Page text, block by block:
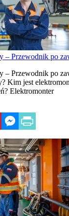
– Przewodnik po
– Przewodnik po
Kim jest
Elektromonter